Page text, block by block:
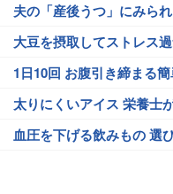
夫の「産後うつ」にみら
大豆を摂取してストレス
1日10回 お腹引き締まる
太りにくいアイス 栄養士
血圧を下げる飲みもの 選